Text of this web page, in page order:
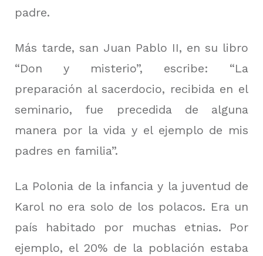
padre.
Más tarde, san Juan Pablo II, en su libro
“Don y misterio”, escribe: “La
preparación al sacerdocio, recibida en el
seminario, fue precedida de alguna
manera por la vida y el ejemplo de mis
padres en familia”.
La Polonia de la infancia y la juventud de
Karol no era solo de los polacos. Era un
país habitado por muchas etnias. Por
ejemplo, el 20% de la población estaba